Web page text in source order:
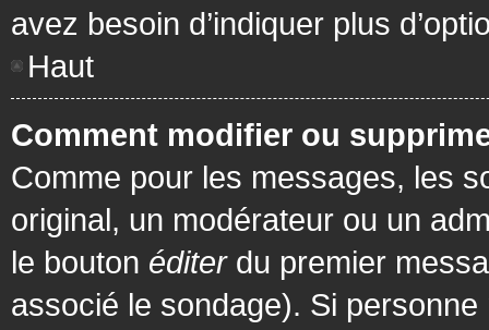
avez besoin d’indiquer plus
Haut
Comment modifier ou
Comme pour les messages, les
original, un modérateur ou un
le bouton éditerdu premier
associé le sondage). Si personne